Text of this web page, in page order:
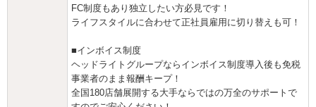
FC制度もあり独立したい方必見です！
ライフスタイルに合わせて正社員雇用に切り替えも可！
■インボイス制度
ヘッドライトグループならインボイス制度導入後も免税
事業者のまま報酬キープ！
全国180店舗展開する大手ならではの万全のサポートで